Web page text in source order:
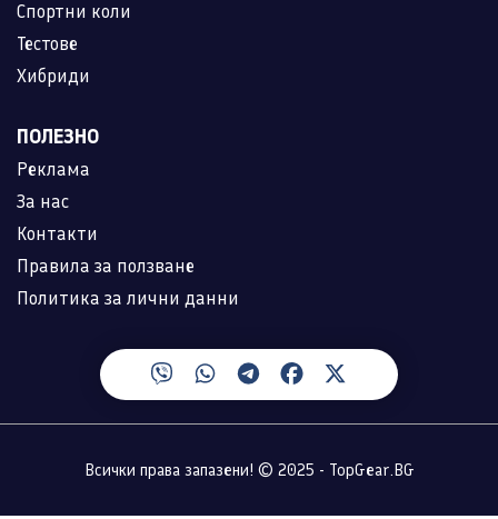
Спортни коли
Тестове
Хибриди
ПОЛЕЗНО
Реклама
За нас
Контакти
Правила за ползване
Политика за лични данни
Всички права запазени! © 2025 - TopGear.BG